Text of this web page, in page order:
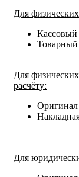
Для
Кассовый
Товарный
Для
расчёту:
Оригинал
Для